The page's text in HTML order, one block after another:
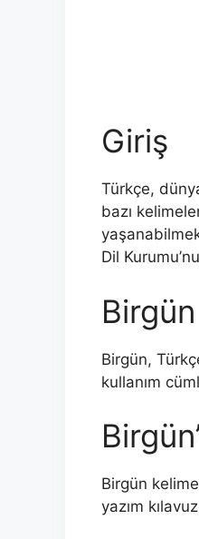
Giriş
Türkçe,
bazı
Dil
Birgün,
kullanım
Birgün
yazım